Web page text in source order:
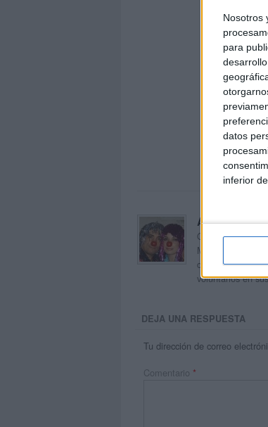
Nosotros
para
datos
inferior
Acerca de
Orientación
Maribel, que
dentro del blog y
voluntarios en
DEJA UNA RESPUESTA
Tu dirección de correo
Comentario *